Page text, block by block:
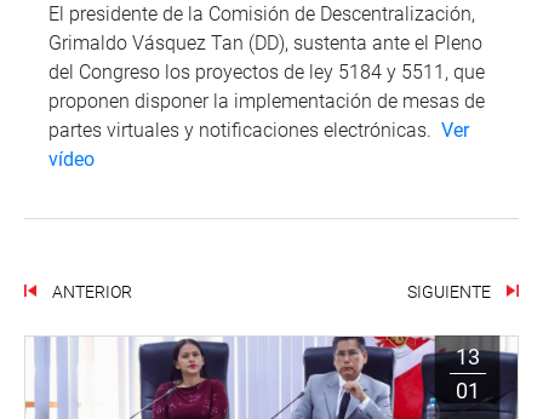
El presidente de la Comisión de Descentralización,
Grimaldo Vásquez Tan (DD), sustenta ante el Pleno
del Congreso los proyectos de ley 5184 y 5511, que
proponen disponer la implementación de mesas de
partes virtuales y notificaciones electrónicas. Ver
vídeo
ANTERIOR SIGUIENTE
13
01